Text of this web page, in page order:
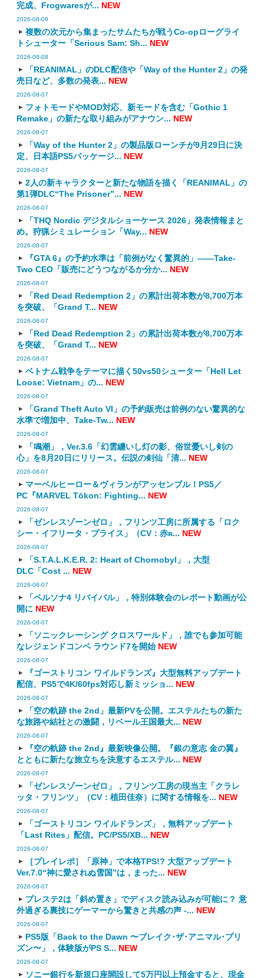
完成、Frogwaresが... NEW
2026-08-08
複数の次元から集まったサムたちが戦うCo-opローグライ
トシューター「Serious Sam: Sh... NEW
2026-08-08
「REANIMAL」のDLC配信や「Way of the Hunter 2」の発
売日など、多数の発表... NEW
2026-08-07
フォトモードやMOD対応、新モードを含む「Gothic 1
Remake」の新たな取り組みがアナウン... NEW
2026-08-07
「Way of the Hunter 2」の製品版ローンチが9月29日に決
定、日本語PS5パッケージ... NEW
2026-08-07
2人の新キャラクターと新たな物語を描く「REANIMAL」の
第1弾DLC“The Prisoner”... NEW
2026-08-07
「THQ Nordic デジタルショーケース 2026」発表情報まと
め。狩猟シミュレーション「Way... NEW
2026-08-07
『GTA 6』の予約水準は「前例がなく驚異的」――Take-
Two CEO「販売にどうつながるか分か... NEW
2026-08-07
「Red Dead Redemption 2」の累計出荷本数が8,700万本
を突破、「Grand T... NEW
2026-08-07
「Red Dead Redemption 2」の累計出荷本数が8,700万本
を突破、「Grand T... NEW
2026-08-07
ベトナム戦争をテーマに描く50vs50シューター「Hell Let
Loose: Vietnam」の... NEW
2026-08-07
「Grand Theft Auto VI」の予約販売は前例のない驚異的な
水準で増加中、Take-Tw... NEW
2026-08-07
「鳴潮」，Ver.3.6「幻雲纏いし灯の影、俗世憂いし剣の
心」を8月20日にリリース。伝説の剣仙「清... NEW
2026-08-07
マーベルヒーロー＆ヴィランがアッセンブル！PS5／
PC『MARVEL Tōkon: Fighting... NEW
2026-08-07
「ゼンレスゾーンゼロ」，フリンツ工房に所属する「ロク
シー・イフリータ・プライス」（CV：赤ʀ... NEW
2026-08-07
「S.T.A.L.K.E.R. 2: Heart of Chornobyl」，大型
DLC「Cost ... NEW
2026-08-07
「ペルソナ4 リバイバル」，特別体験会のレポート動画が公
開に NEW
2026-08-07
「ソニックレーシング クロスワールド」，誰でも参加可能
なレジェンドコンペ ラウンド7を開始 NEW
2026-08-07
『ゴーストリコン ワイルドランズ』大型無料アップデート
配信、PS5で4K/60fps対応し新ミッショ... NEW
2026-08-07
「空の軌跡 the 2nd」最新PVを公開。エステルたちの新た
な旅路や結社との激闘，リベール王国最大... NEW
2026-08-07
『空の軌跡 the 2nd』最新映像公開。『銀の意志 金の翼』
とともに新たな旅立ちを決意するエステル... NEW
2026-08-07
「ゼンレスゾーンゼロ」，フリンツ工房の現当主「クラレ
ッタ・フリンツ」（CV：植田佳奈）に関する情報を... NEW
2026-08-07
「ゴーストリコン ワイルドランズ」，無料アップデート
「Last Rites」配信。PC/PS5/XB... NEW
2026-08-07
［プレイレポ］「原神」で本格TPS!? 大型アップデート
Ver.7.0“神に愛されぬ雪国”は，まった... NEW
2026-08-07
プレステ2は「斜め置き」でディスク読み込みが可能に？ 意
外過ぎる裏技にゲーマーから驚きと共感の声 -... NEW
2026-08-07
PS5版「Back to the Dawn 〜ブレイク･ザ･アニマル･プリ
ズン〜」，体験版がPS S... NEW
2026-08-07
ソニー銀行を新規口座開設して5万円以上預金すると、現金